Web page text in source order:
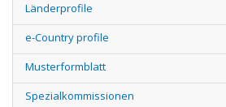
Länderprofile
e-Country profile
Musterformblatt
Spezialkommissionen